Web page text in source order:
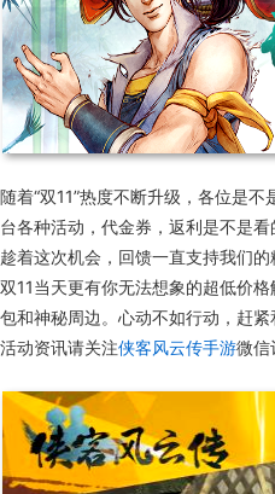
随着“双11”热度不断升级，各位是
台各种活动，代金券，返利是不是
趁着这次机会，回馈一直支持我们
双11当天更有你无法想象的超低价
包和神秘周边。心动不如行动，赶
活动资讯请关注侠客风云传手游微信